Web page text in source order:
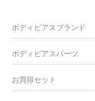
ボディピアスブランド
ボディピアスパーツ
お買得セット